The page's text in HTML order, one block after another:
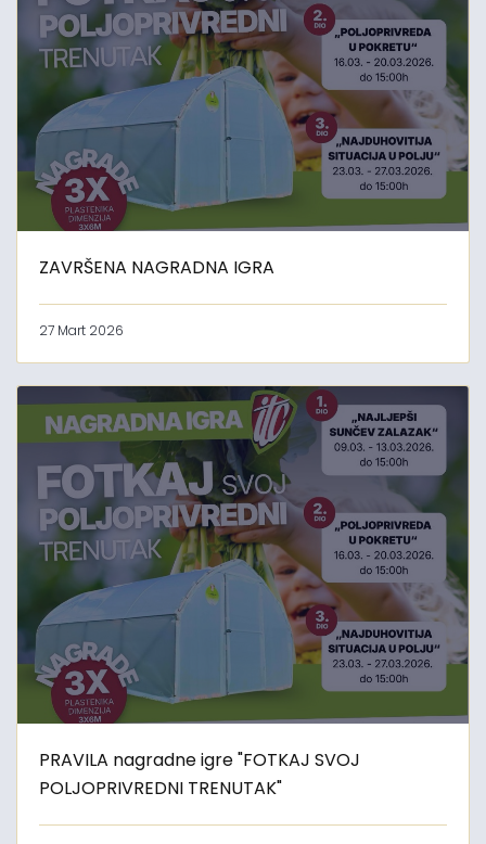
ZAVRŠENA NAGRADNA IGRA
27 Mart 2026
PRAVILA nagradne igre "FOTKAJ SVOJ
POLJOPRIVREDNI TRENUTAK"